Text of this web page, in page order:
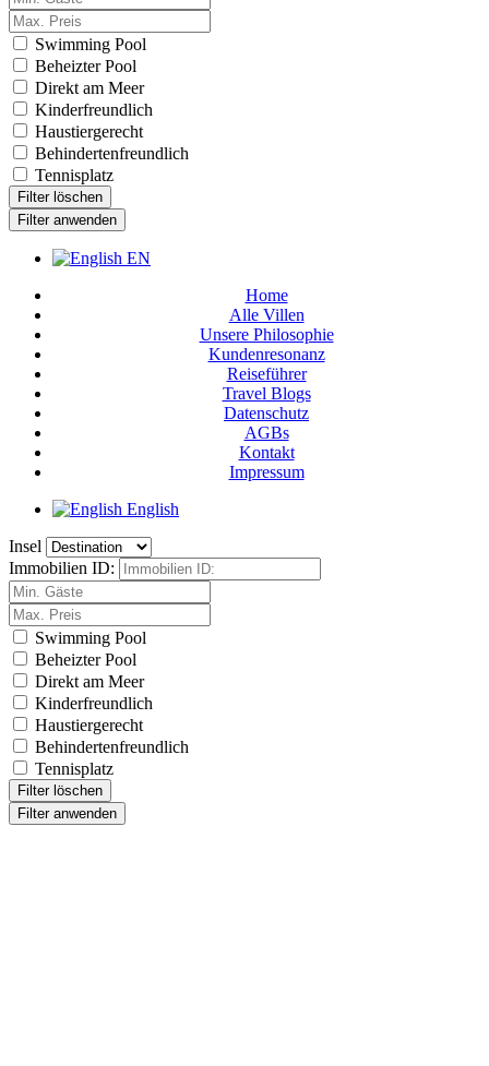
Swimming Pool
Beheizter Pool
Direkt am Meer
Kinderfreundlich
Haustiergerecht
Behindertenfreundlich
Tennisplatz
Filter löschen
Filter anwenden
EN
Home
Alle Villen
Unsere Philosophie
Kundenresonanz
Reiseführer
Travel Blogs
Datenschutz
AGBs
Kontakt
Impressum
English
Insel
Immobilien ID:
Swimming Pool
Beheizter Pool
Direkt am Meer
Kinderfreundlich
Haustiergerecht
Behindertenfreundlich
Tennisplatz
Filter löschen
Filter anwenden